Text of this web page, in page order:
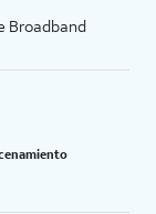
Broadband